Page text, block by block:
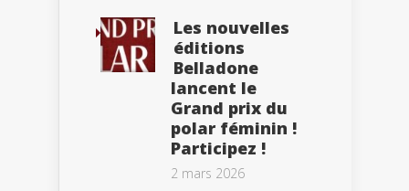
Les nouvelles
éditions
Belladone
lancent le
Grand prix du
polar féminin !
Participez !
2 mars 2026